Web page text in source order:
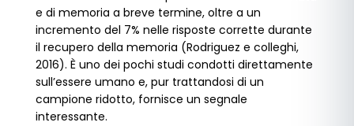
e di memoria a breve termine, oltre a un
incremento del 7% nelle risposte corrette durante
il recupero della memoria (Rodriguez e colleghi,
2016). È uno dei pochi studi condotti direttamente
sull’essere umano e, pur trattandosi di un
campione ridotto, fornisce un segnale
interessante.